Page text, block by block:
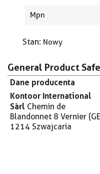
Mpn
Stan: Nowy
General Product
Dane producenta
Kontoor International
Sàrl Chemin de
Blandonnet 8 Vernier
1214 Szwajcaria